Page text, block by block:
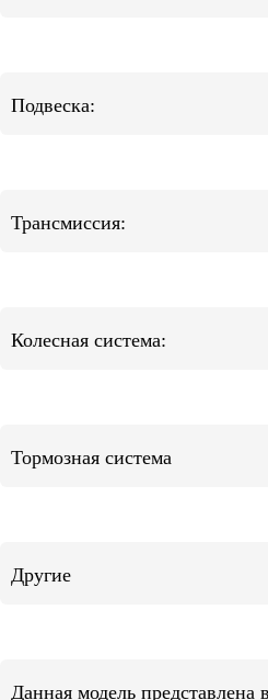
Подвеска:
Трансмиссия:
Колесная система:
Тормозная система
Другие
Данная модель представлена